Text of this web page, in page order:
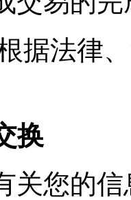
据法律
换
关您的